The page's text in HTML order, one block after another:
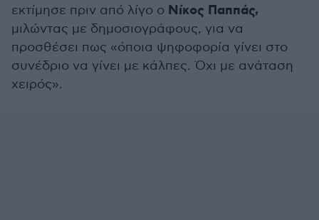
εκτίμησε πριν από λίγο ο Νίκος Παππάς,
μιλώντας με δημοσιογράφους, για να
προσθέσει πως «όποια ψηφοφορία γίνει στο
συνέδριο να γίνει με κάλπες. Όχι με ανάταση
χειρός».